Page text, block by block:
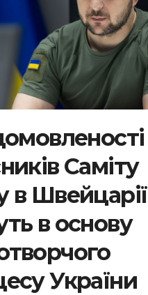
Саміту
в Швейцарії
в основу
України